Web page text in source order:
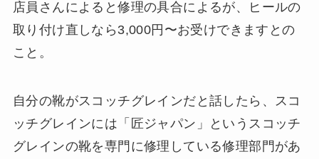
店員さんによると修理の具合によるが、ヒールの
取り付け直しなら3,000円〜お受けできますとの
こと。
自分の靴がスコッチグレインだと話したら、スコ
ッチグレインには「匠ジャパン」というスコッチ
グレインの靴を専門に修理している修理部門があ